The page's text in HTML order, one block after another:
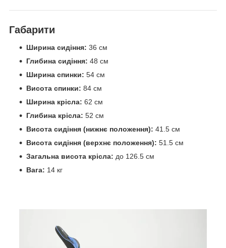
Габарити
Ширина сидіння: 36 см
Глибина сидіння: 48 см
Ширина спинки: 54 см
Висота спинки: 84 см
Ширина крісла: 62 см
Глибина крісла: 52 см
Висота сидіння (нижнє положення): 41.5 см
Висота сидіння (верхнє положення): 51.5 см
Загальна висота крісла: до 126.5 см
Вага: 14 кг